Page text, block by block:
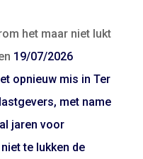
het maar niet lukt
19/07/2026
opnieuw mis in Ter
met name
jaren voor
te lukken de